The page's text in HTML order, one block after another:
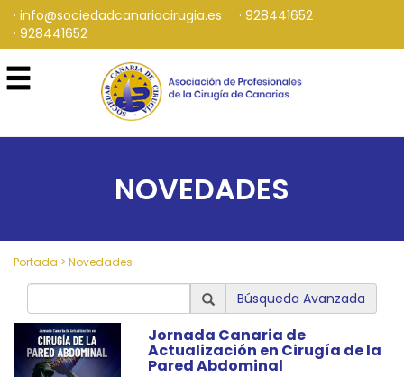
info@sociedadcanariacirugia.es
928441652
928441652
NOVEDADES
Portada > Novedades
Búsqueda Avanzada
Jornada Canaria de
Actualización en Cirugía de la
Pared Abdominal